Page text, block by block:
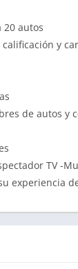
20 autos
y
de autos y
TV -
experiencia